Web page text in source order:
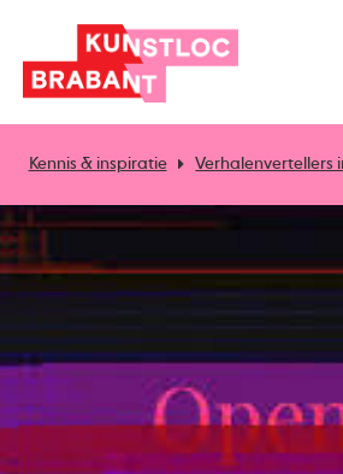
Kennis & inspiratie Verhalenvertellers